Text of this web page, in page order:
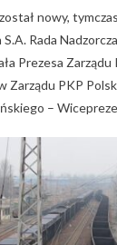
nowy,
Rada
Prezesa
Zarządu PKP
–